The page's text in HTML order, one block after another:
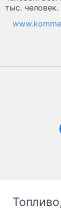
тыс. человек.